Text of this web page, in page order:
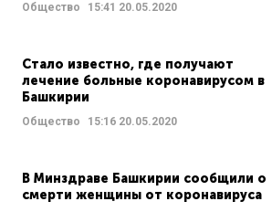
Общество 15:41 20.05.2020
Стало известно, где получают
лечение больные коронавирусом в
Башкирии
Общество 15:16 20.05.2020
В Минздраве Башкирии сообщили о
смерти женщины от коронавируса